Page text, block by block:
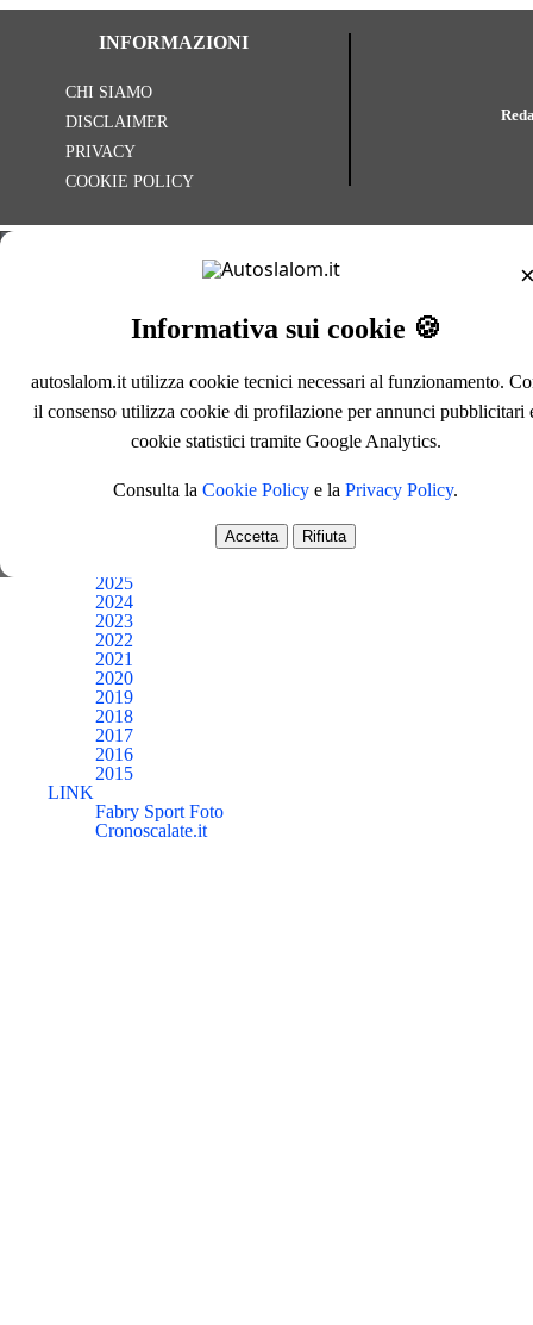
INFORMAZIONI
CHI SIAMO
DISCLAIMER
PRIVACY
COOKIE POLICY
Informativa sui cookie 🍪
autoslalom.it utilizza cookie tecnici necessari al funzionamento.
il consenso utilizza cookie di profilazione per annunci pubblicitari
cookie statistici tramite Google Analytics.
Consulta la Cookie Policy e la Privacy Policy.
Accetta Rifiuta
Trofeo Nord
Trofeo Centro Sud
Coppa Zona 1
Coppa Zona 2
Coppa Zona 3
Coppa Zona 5
2025
2024
2023
2022
2021
2020
2019
2018
2017
2016
2015
LINK
Fabry Sport Foto
Cronoscalate.it